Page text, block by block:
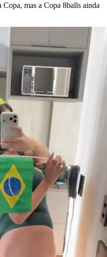
Copa, mas a Copa 8balls ainda